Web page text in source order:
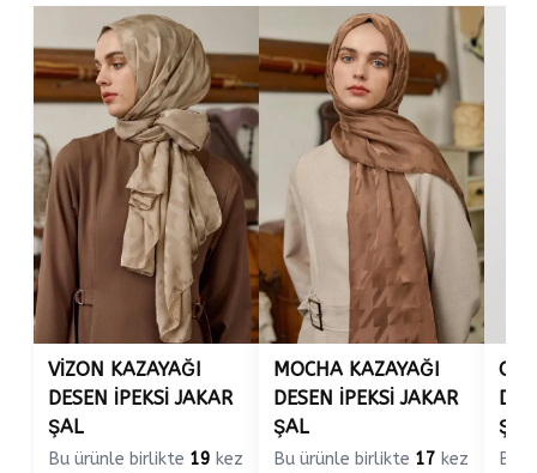
VİZON KAZAYAĞI
DESEN İPEKSİ JAKAR
ŞAL
Bu ürünle birlikte 19 kez
MOCHA KAZAYAĞI
DESEN İPEKSİ JAKAR
ŞAL
Bu ürünle birlikte 17 kez
ŞAL
Bu